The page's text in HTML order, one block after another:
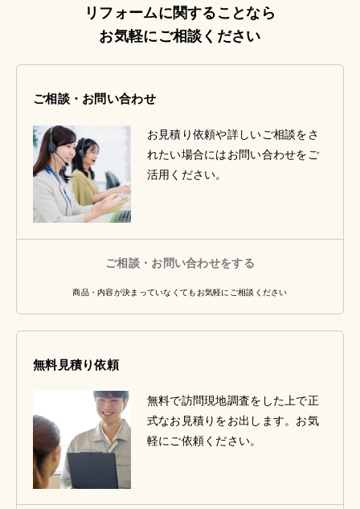
リフォームに関することなら
お気軽にご相談ください
ご相談・お問い合わせ
お見積り依頼や詳しいご相談をさ
れたい場合にはお問い合わせをご
活用ください。
ご相談・お問い合わせをする
商品・内容が決まっていなくてもお気軽にご相談ください
無料見積り依頼
無料で訪問現地調査をした上で正
式なお見積りをお出します。お気
軽にご依頼ください。